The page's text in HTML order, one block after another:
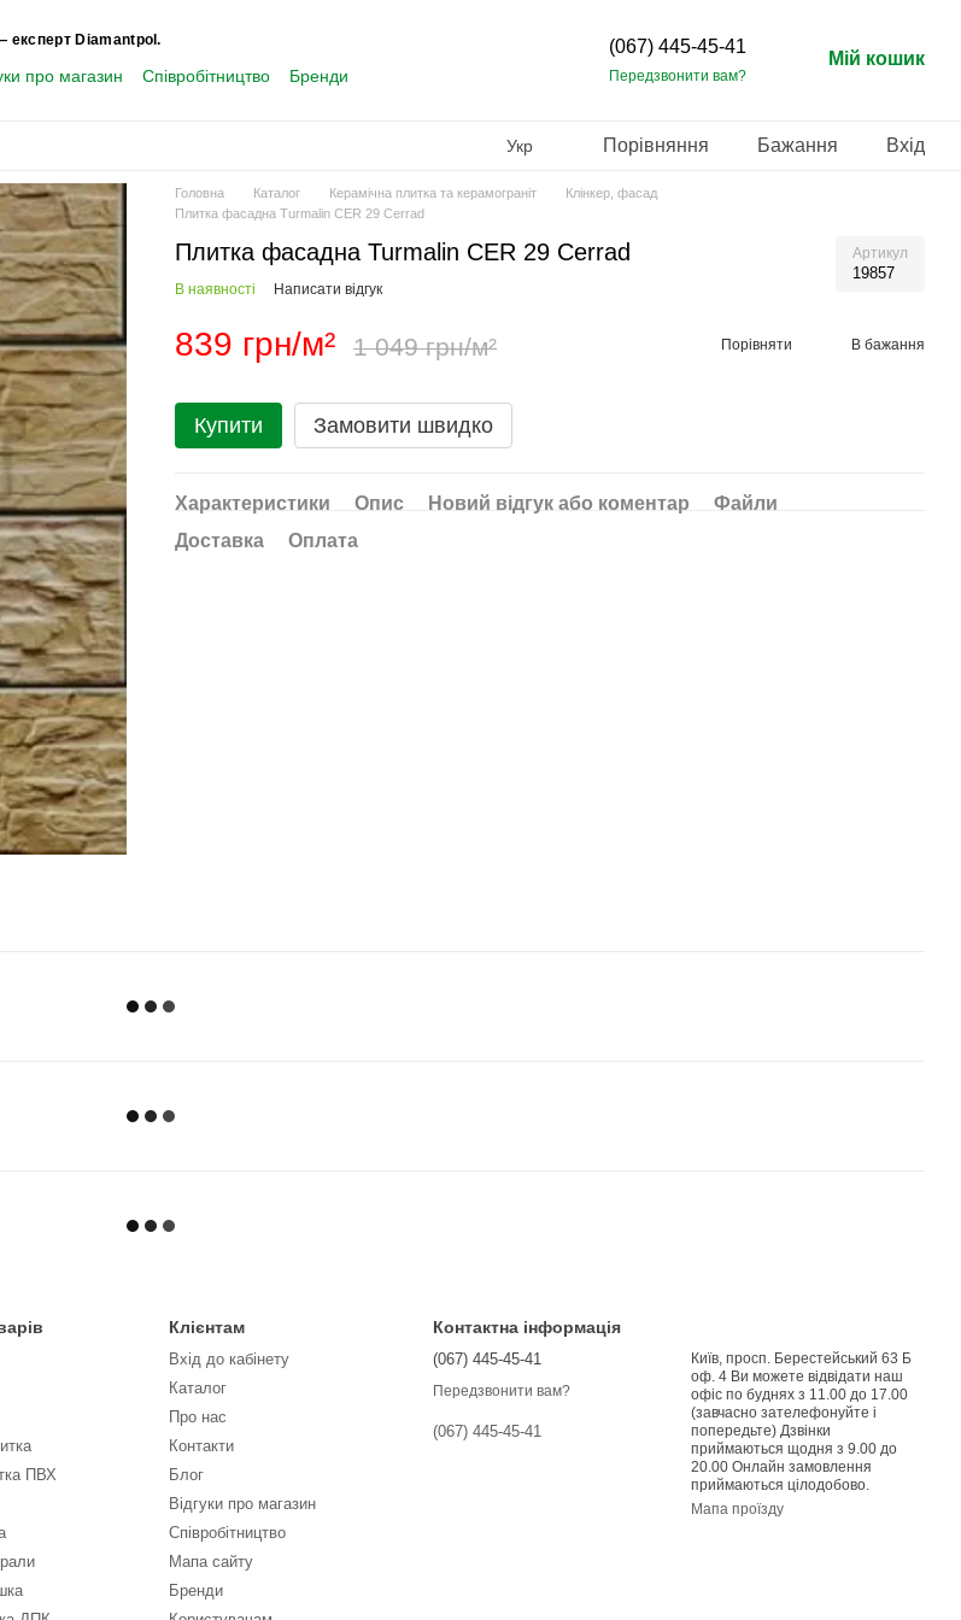
експерт Diamantpol.
про магазин Співробітництво
Бренди
(067) 445-45-41
Передзвонити вам?
Мій кошик
Укр Порівняння Бажання Вхід
Головна Каталог Керамічна плитка та керамограніт
Клінкер, фасад
Плитка фасадна Turmalin CER 29 Сerrad
Плитка фасадна Turmalin CER 29 Сerrad Артикул
19857
В наявності Написати відгук
839 грн/м² 1 049 грн/м² Порівняти В бажання
Купити Замовити швидко
Характеристики Опис Новий відгук або коментар
Файли
Доставка
Оплата
ПВХ
Клієнтам
Вхід до кабінету
Каталог
Про нас
Контакти
Блог
Відгуки про магазин
Співробітництво
Мапа сайту
Бренди
Контактна інформація
(067) 445-45-41
Передзвонити вам?
(067) 445-45-41
Київ, просп. Берестейський 63 Б
оф. 4 Ви можете відвідати наш
офіс по буднях з 11.00 до 17.00
(завчасно зателефонуйте і
попередьте) Дзвінки
приймаються щодня з 9.00 до
20.00 Онлайн замовлення
приймаються цілодобово.
Мапа проїзду